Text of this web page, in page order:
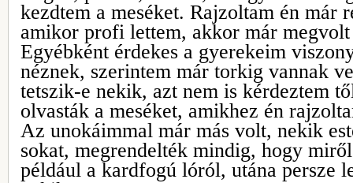
kezdtem a meséket. Rajzoltam én már
amikor profi lettem, akkor már
Egyébként érdekes a gyerekeim
néznek, szerintem már torkig vannak
tetszik-e nekik, azt nem is kérdeztem
olvasták a meséket, amikhez én
Az unokáimmal már más volt, nekik
sokat, megrendelték mindig, hogy
például a kardfogú lóról, utána persze